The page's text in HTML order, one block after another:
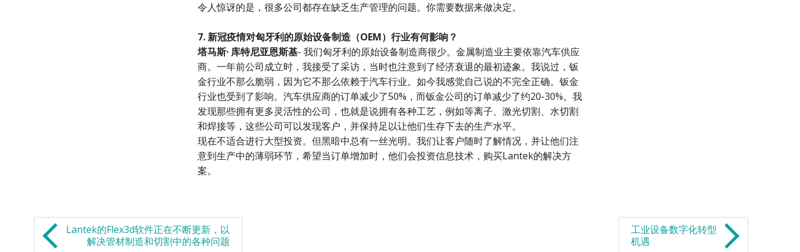
令人惊讶的是，很多公司都存在缺乏生产管理的问题。你需要数据来做决定。
7. 新冠疫情对匈牙利的原始设备制造（OEM）行业有何影响？
塔马斯· 库特尼亚恩斯基- 我们匈牙利的原始设备制造商很少。金属制造业主要依靠汽车供应
商。一年前公司成立时，我接受了采访，当时也注意到了经济衰退的最初迹象。我说过，钣
金行业不那么脆弱，因为它不那么依赖于汽车行业。如今我感觉自己说的不完全正确。钣金
行业也受到了影响。汽车供应商的订单减少了50%，而钣金公司的订单减少了约20-30%。我
发现那些拥有更多灵活性的公司，也就是说拥有各种工艺，例如等离子、激光切割、水切割
和焊接等，这些公司可以发现客户，并保持足以让他们生存下去的生产水平。
现在不适合进行大型投资。但黑暗中总有一丝光明。我们让客户随时了解情况，并让他们注
意到生产中的薄弱环节，希望当订单增加时，他们会投资信息技术，购买Lantek的解决方
案。
Lantek的Flex3d软件正在不断更新，以
解决管材制造和切割中的各种问题
工业设备数字化转型
机遇